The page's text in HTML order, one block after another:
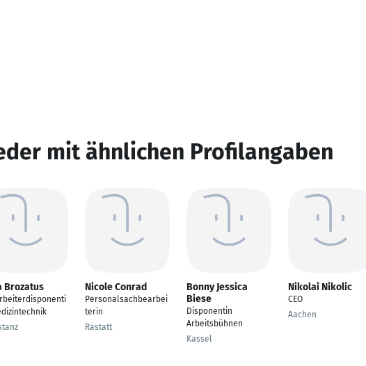
mit ähnlichen Profilangaben
Brozatus Nicole Conrad
Personalsachbearbei
terin
Rastatt
Bonny Jessica
Biese
Disponentin
Arbeitsbühnen
Kassel
Nikolai Nikolic
CEO
Aachen